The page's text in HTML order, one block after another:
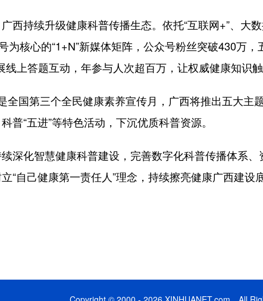
持续升级健康科普传播生态。依托“互联网+”、大
为核心的“1+N”新媒体矩阵，公众号粉丝突破430万
上答题互动，年参与人次超百万，让权威健康知识
国第三个全民健康素养宣传月，广西将推出五大主
普“五进”等特色活动，下沉优质科普资源。
化智慧健康科普建设，完善数字化科普传播体系、
“自己健康第一责任人”理念，持续擦亮健康广西建设底